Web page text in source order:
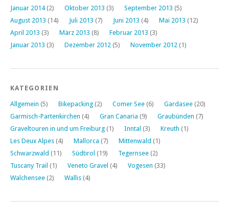
Januar 2014(2) Oktober 2013 (3) September 2013 (5)
August 2013 (14) Juli 2013 (7) Juni 2013 (4) Mai 2013 (12)
April 2013 (3) März 2013 (8) Februar 2013 (3)
Januar 2013 (3) Dezember 2012 (5) November 2012 (1)
KATEGORIEN
Allgemein (5) Bikepacking (2) Comer See (6) Gardasee (20)
Garmisch-Partenkirchen (4) Gran Canaria (9) Graubünden (7)
Graveltouren in und um Freiburg (1) Inntal (3) Kreuth (1)
Les Deux Alpes (4) Mallorca (7) Mittenwald (1)
Schwarzwald (11) Südtirol (19) Tegernsee (2)
Tuscany Trail (1) Veneto Gravel (4) Vogesen (33)
Walchensee (2) Wallis (4)